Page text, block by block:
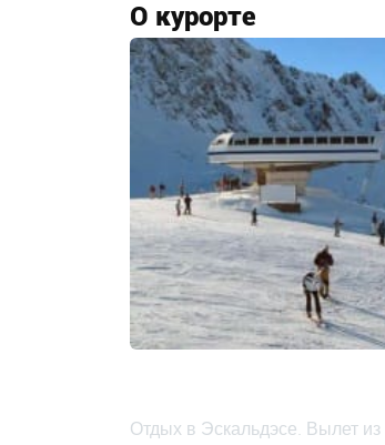
О курорте
Отдых в Эскальдэсе. Вылет